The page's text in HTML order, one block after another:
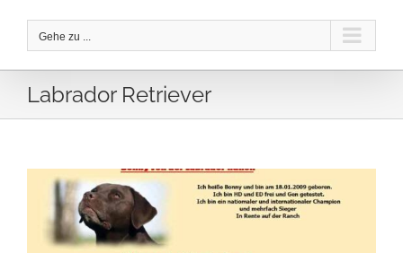
Gehe zu ...
Labrador Retriever